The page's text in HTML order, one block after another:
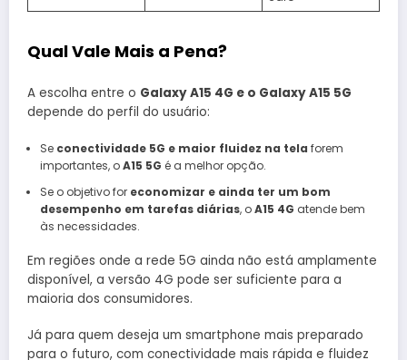
Qual Vale Mais a Pena?
A escolha entre o Galaxy A15 4G e o Galaxy A15 5G
depende do perfil do usuário:
Se conectividade 5G e maior fluidez na tela forem
importantes, oA15 5G é a melhor opção.
Se o objetivo for economizar e ainda ter um bom
desempenho em tarefas diárias, oA15 4G atende bem
às necessidades.
Em regiões onde a rede 5G ainda não está amplamente
disponível, a versão 4G pode ser suficiente para a
maioria dos consumidores.
Já para quem deseja um smartphone mais preparado
para o futuro, com conectividade mais rápida e fluidez